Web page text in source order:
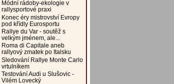
Módní rádoby-ekologie v
rallysportové praxi
Konec éry mistrovství Evropy
pod křídly Eurosportu
Rallye du Var - soutěž s
velkým jménem, ale...
Roma di Capitale aneb
rallyový zmatek po Italsku
Sledování Rallye Monte Carlo
vrtulníkem
Testování Audi u Slušovic -
Vilém Lovecký